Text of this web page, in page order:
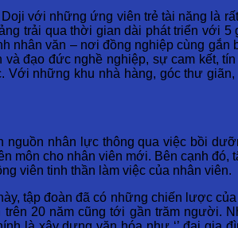
với những ứng viên trẻ tài năng là
trải qua thời gian dài phát triển với
nhân văn – nơi đồng nghiệp cùng
đạo đức nghề nghiệp, sự cam kết,
những khu nhà hàng, góc thư
nhân lực thông qua việc bồi
môn cho nhân viên mới. Bên cạnh
viên tinh thần làm việc của nhân viên.
tập đoàn đã có những chiến lược
20 năm cũng tới gần trăm người.